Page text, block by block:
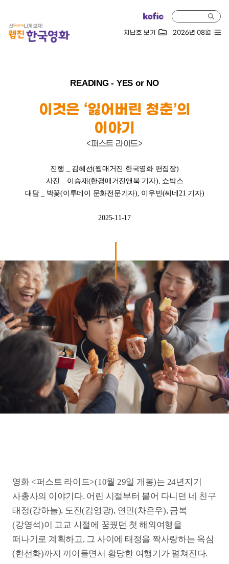
지난호 보기 2026년 08월
이야기
<퍼스트 라이드>
진행 _ 김혜선(웹매거진 한국영화 편집장)
2025-11-17
영화 <퍼스트 라이드>(10월 29일 개봉)는 24년지기
사총사의 이야기다. 어린 시절부터 붙어 다니던 네 친구
더머’들의 성장기는 로맨틱 코미디 <30일>(2023)로
흥행을 맛본 남대중 감독의 신작이다. <위대한 소원>
(2016), <기방도령>(2019)으로 꾸준히 코미디를 시도해
왔고, 이번에는 오래전부터 하고 싶었던 이야기를
시대의 상흔을 건드리는 반전의 매력이 있는 이야기다.
이제 천만 시장이 아닌 500만 시장으로 인식되고 있는